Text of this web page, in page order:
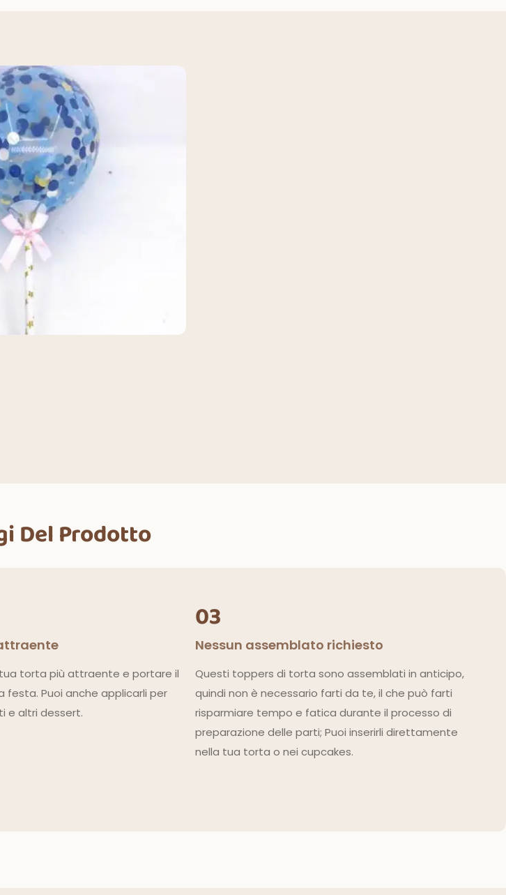
Del Prodotto
torta più attraente e portare il
Puoi anche applicarli per
e altri dessert.
03
Nessun assemblato richiesto
Questi toppers di torta sono assemblati in anticipo,
quindi non è necessario farti da te, il che può farti
risparmiare tempo e fatica durante il processo di
preparazione delle parti; Puoi inserirli direttamente
nella tua torta o nei cupcakes.